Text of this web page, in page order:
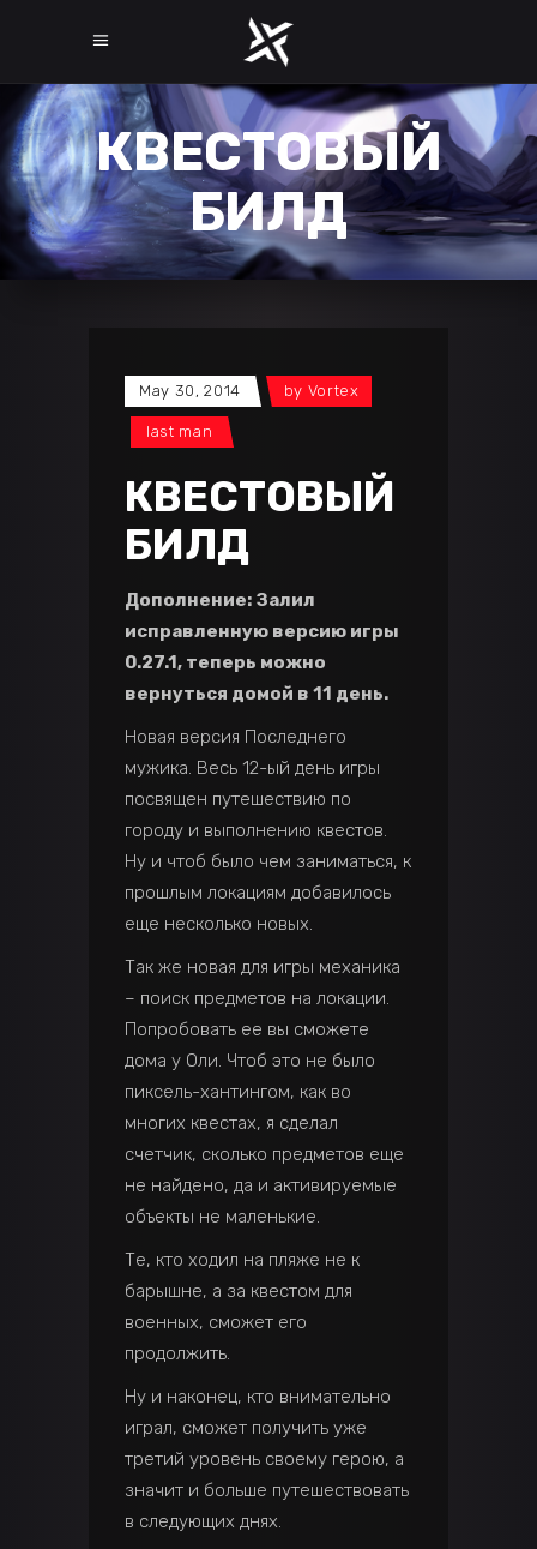
КВЕСТОВЫЙ
БИЛД
May 30, 2014 by Vortex
last man
КВЕСТОВЫЙ
БИЛД
Дополнение: Залил
исправленную версию игры
0.27.1, теперь можно
вернуться домой в 11 день.
Новая версия Последнего
мужика. Весь 12-ый день игры
посвящен путешествию по
городу и выполнению квестов.
Ну и чтоб было чем заниматься, к
прошлым локациям добавилось
еще несколько новых.
Так же новая для игры механика
– поиск предметов на локации.
Попробовать ее вы сможете
дома у Оли. Чтоб это не было
пиксель-хантингом, как во
многих квестах, я сделал
счетчик, сколько предметов еще
не найдено, да и активируемые
объекты не маленькие.
Те, кто ходил на пляже не к
барышне, а за квестом для
военных, сможет его
продолжить.
Ну и наконец, кто внимательно
играл, сможет получить уже
третий уровень своему герою, а
значит и больше путешествовать
в следующих днях.